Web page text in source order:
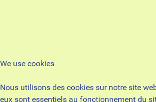
We use cookies
Nous utilisons des cookies sur notre site
eux sont essentiels au fonctionnement du